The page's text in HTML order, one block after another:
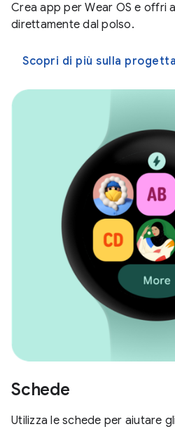
Crea app per Wear OS e offri
direttamente dal polso.
Scopri di più sulla
Schede
Utilizza le schede per aiutare